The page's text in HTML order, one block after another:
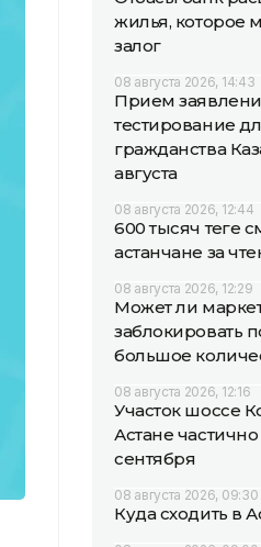
жилья, которое
залог
08 августа 2026, 14:43
Прием
тестирование
гражданства
августа
08 августа 2026, 12:44
600 тысяч теңге
астанчане за
08 августа 2026, 12:29
Может ли
заблокировать
большое
08 августа 2026, 12:16
Участок шоссе
Астане
сентября
08 августа 2026, 09:30
Куда сходить в